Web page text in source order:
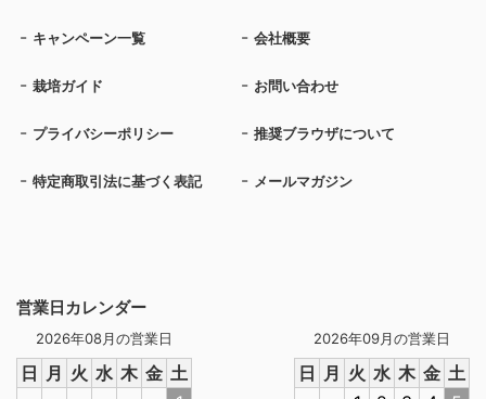
営業日カレンダー
2026年08月の営業日
日 月 火 水 木 金 土
2026年09月の営業日
日 月 火 水 木 金 土
キャンペーン一覧 会社概要
栽培ガイド お問い合わせ
プライバシーポリシー 推奨ブラウザについて
特定商取引法に基づく表記 メールマガジン